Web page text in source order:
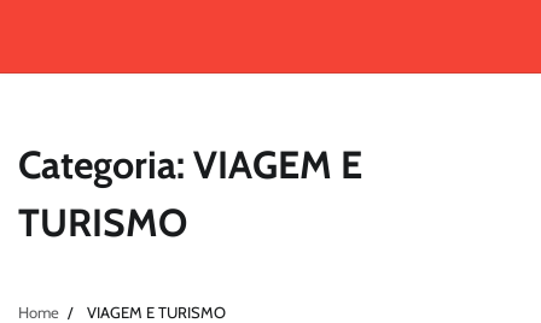
Categoria: VIAGEM E
TURISMO
Home VIAGEM E TURISMO